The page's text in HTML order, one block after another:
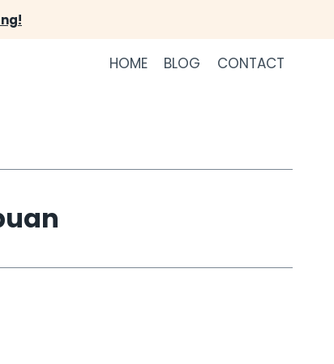
HOME BLOG CONTACT